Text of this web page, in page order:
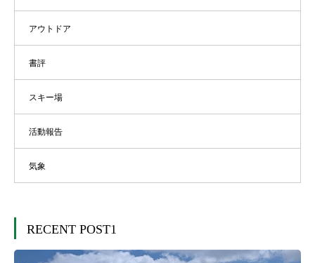
アウトドア
書評
スキー場
活動報告
気象
RECENT POST1